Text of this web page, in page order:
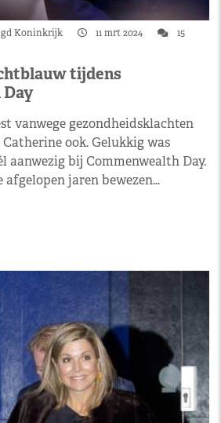
Koninkrijk 11 mrt 2024
15
tijdens
vanwege gezondheidsklachten
ook. Gelukkig was
aanwezig bij Commenwealth Day.
afgelopen jaren bewezen…